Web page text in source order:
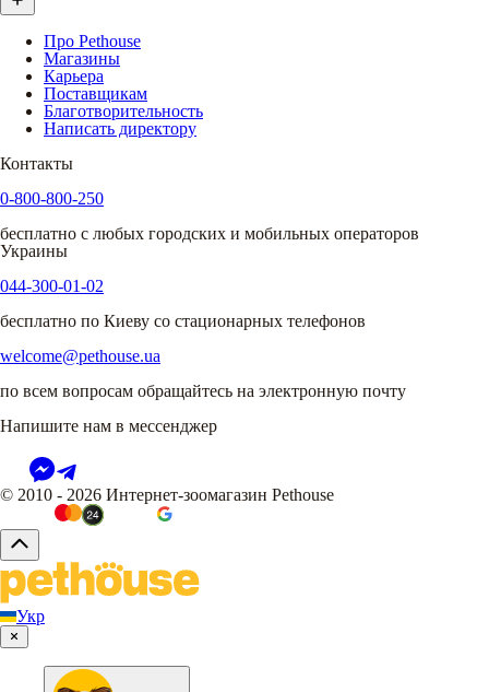
Про Pethouse
Магазины
Карьера
Поставщикам
Благотворительность
Написать директору
Контакты
0-800-800-250
бесплатно с любых городских и мобильных операторов
Украины
044-300-01-02
бесплатно по Киеву со стационарных телефонов
welcome@pethouse.ua
по всем вопросам обращайтесь на электронную почту
Напишите нам в мессенджер
© 2010 - 2026 Интернет-зоомагазин Pethouse
Укр